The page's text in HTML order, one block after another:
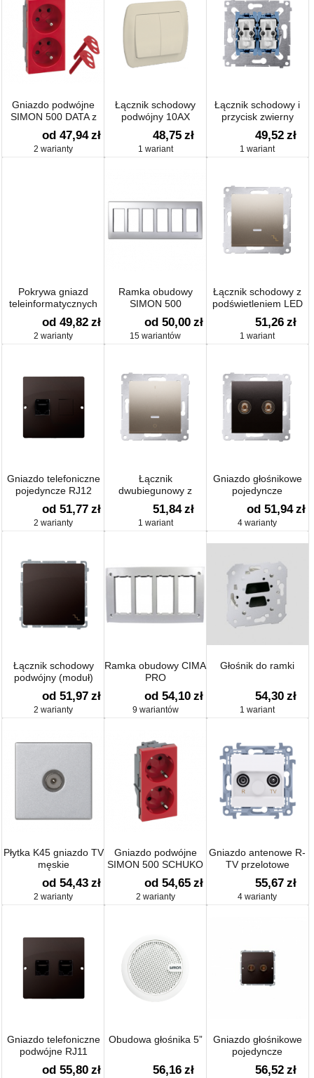
Gniazdo podwójne
SIMON 500 DATA z
bolcem uziemiającym
16A 250V
od 47,94 zł
2 warianty
Łącznik schodowy
podwójny 10AX
48,75 zł
1 wariant
Łącznik schodowy i
przycisk zwierny
(mechanizm) 10AX
250V, szybkozłącza,
49,52 zł
1 wariant
Pokrywa gniazd
teleinformatycznych
na Keystone skośna
pojedyncza
od 49,82 zł
2 warianty
Ramka obudowy
SIMON 500
od 50,00 zł
15 wariantów
Łącznik schodowy z
podświetleniem LED
51,26 zł
1 wariant
Gniazdo telefoniczne
pojedyncze RJ12
(moduł)
od 51,77 zł
2 warianty
Łącznik
dwubiegunowy z
podświetleniem LED
(moduł) 10AX 250V,
szybkozłącza
51,84 zł
1 wariant
Gniazdo głośnikowe
pojedyncze
od 51,94 zł
4 warianty
Łącznik schodowy
podwójny (moduł)
od 51,97 zł
2 warianty
Ramka obudowy CIMA
PRO
od 54,10 zł
9 wariantów
Głośnik do ramki
54,30 zł
1 wariant
Płytka K45 gniazdo TV
męskie
od 54,43 zł
2 warianty
Gniazdo podwójne
SIMON 500 SCHUKO
16A 250V
szybkozłącza/zaciski
śrubowe 100×50mm
od 54,65 zł
2 warianty
Gniazdo antenowe R-
TV przelotowe
tłum.:10dB
55,67 zł
4 warianty
Gniazdo telefoniczne
podwójne RJ11
(moduł)
od 55,80 zł
Obudowa głośnika 5”
56,16 zł
Gniazdo głośnikowe
pojedyncze
56,52 zł